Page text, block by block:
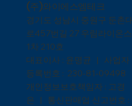
(주)와이에스엠테크
​경기도 성남시 중원구 둔촌대
로457번길 27 우림라이온스
1차 210호
대표이사 : 윤명균 | 사업자
등록번호 : 230-81-09498
개인정보보호책임자 : 고경
은 | 통신판매업 신고번호 :